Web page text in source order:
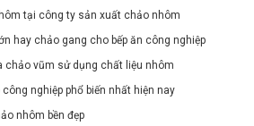
tại công ty sản xuất chảo nhôm
hay chảo gang cho bếp ăn công nghiệp
vũm sử dụng chất liệu nhôm
nghiệp phổ biến nhất hiện nay
nhôm bền đẹp